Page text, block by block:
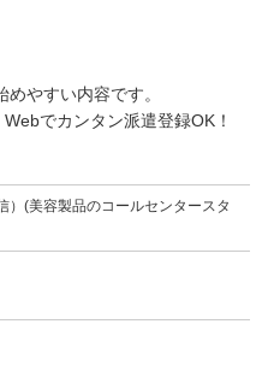
やすい内容です。
でカンタン派遣登録OK！
）(美容製品のコールセンタースタ